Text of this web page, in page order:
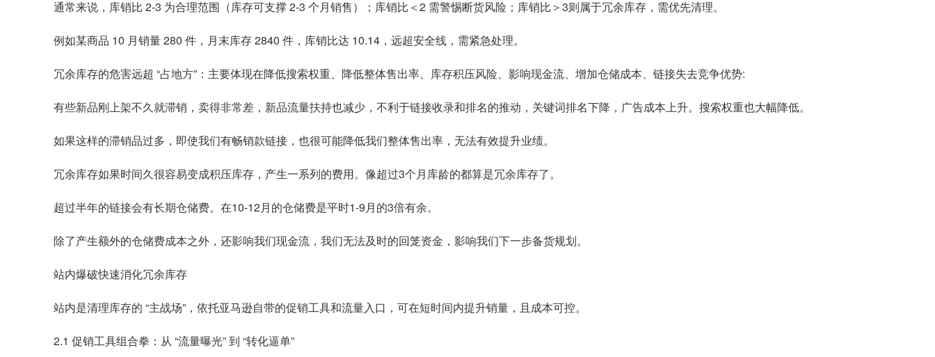
通常来说，库销比 2-3 为合理范围（库存可支撑 2-3 个月销售）；库销比＜2 需警惕断货风险；库销比＞3则属于冗余库存，需优先清理。
例如某商品 10 月销量 280 件，月末库存 2840 件，库销比达 10.14，远超安全线，需紧急处理。
冗余库存的危害远超 “占地方”：主要体现在降低搜索权重、降低整体售出率、库存积压风险、影响现金流、增加仓储成本、链接失去竞争优势:
有些新品刚上架不久就滞销，卖得非常差，新品流量扶持也减少，不利于链接收录和排名的推动，关键词排名下降，广告成本上升。搜索权重也大幅降低。
如果这样的滞销品过多，即使我们有畅销款链接，也很可能降低我们整体售出率，无法有效提升业绩。
冗余库存如果时间久很容易变成积压库存，产生一系列的费用。像超过3个月库龄的都算是冗余库存了。
超过半年的链接会有长期仓储费。在10-12月的仓储费是平时1-9月的3倍有余。
除了产生额外的仓储费成本之外，还影响我们现金流，我们无法及时的回笼资金，影响我们下一步备货规划。
站内爆破快速消化冗余库存
站内是清理库存的 “主战场”，依托亚马逊自带的促销工具和流量入口，可在短时间内提升销量，且成本可控。
2.1 促销工具组合拳：从 “流量曝光” 到 “转化逼单”